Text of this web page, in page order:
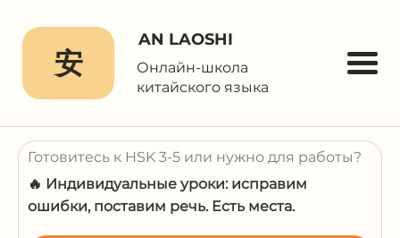
安
AN LAOSHI
Онлайн-школа
китайского языка
Готовитесь к HSK 3-5 или нужно для работы?
🔥 Индивидуальные уроки: исправим
ошибки, поставим речь. Есть места.